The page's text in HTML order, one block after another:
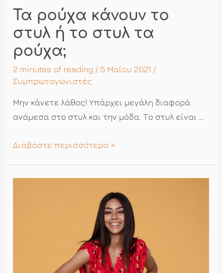
Τα ρούχα κάνουν το
στυλ ή το στυλ τα
ρούχα;
2 minutes of reading / 5 Μαΐου 2021 /
Συμπρωταγωνιστές
Μην κάνετε λάθος! Υπάρχει μεγάλη διαφορά
ανάμεσα στο στυλ και την μόδα. Το στυλ είναι …
Τα
Διαβάστε περισσότερα »